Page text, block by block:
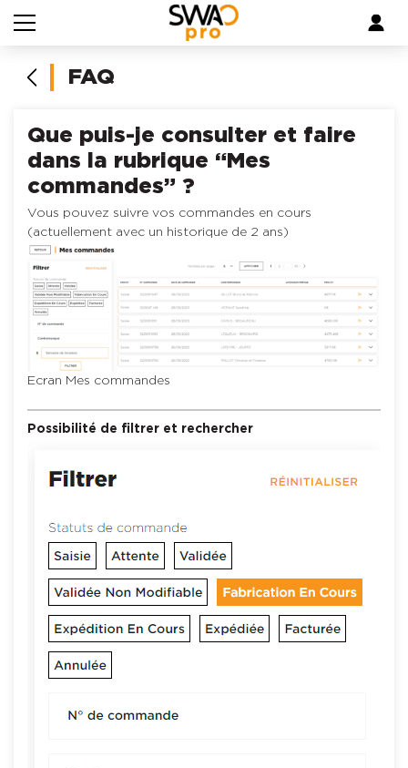
FAQ
Que puis-je consulter et faire
dans la rubrique “Mes
commandes” ?
Vous pouvez suivre vos commandes en cours
(actuellement avec un historique de 2 ans)
Ecran Mes commandes
Possibilité de filtrer et rechercher